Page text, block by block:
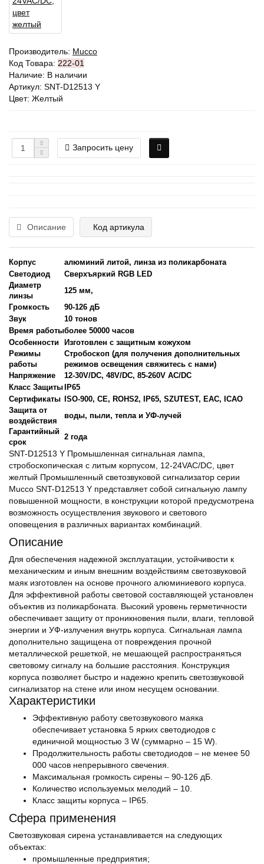
Производитель: Mucco
Код Товара: 222-01
Наличие: В наличии
Артикул: SNT-D12513 Y
Цвет: Желтый
Запросить цену
Описание Код артикула
Корпус
алюминий литой, линза из поликарбоната
Светодиод
Сверхъяркий RGB LED
Диаметр
линзы
125 мм,
Громкость
90-126 дБ
Звук
10 тонов
Время работыболее 50000 часов
Особенности
Изготовлен с защитным кожухом
Режимы
работы
Стробоскоп (для получения дополнительных
режимов освещения свяжитесь с нами)
Напряжение
12-30V/DC, 48V/DC, 85-260V AC/DC
Класс Защиты IP65
Сертификаты
ISO-900, CE, ROHS2, IP65, SZUTEST, EAC, ICAO
Защита от
воздействия
воды, пыли, тепла и УФ-лучей
Гарантийный
срок
2 года
SNT-D12513 Y Промышленная сигнальная лампа,
стробоскопическая с литым корпусом, 12-24VAC/DC, цвет
желтый Промышленный светозвуковой сигнализатор серии
Mucco SNT-D12513 Y представляет собой сигнальную лампу
повышенной мощности, в конструкции которой предусмотрена
возможность осуществления звукового и светового
оповещения в различных вариантах комбинаций.
Описание
Для обеспечения надежной эксплуатации, устойчивости к
механическим и иным внешним воздействиям светозвуковой
маяк изготовлен на основе прочного алюминиевого корпуса.
Для эффективной работы световой составляющей установлен
объектив из поликарбоната. Высокий уровень герметичности
обеспечивает защиту от проникновения пыли, влаги, тепловой
энергии и УФ-излучения внутрь корпуса. Сигнальная лампа
дополнительно защищена от повреждения прочной
металлической решеткой, не мешающей распространяться
световому сигналу на большие расстояния. Конструкция
корпуса позволяет быстро и надежно крепить светозвуковой
сигнализатор на стене или ином несущем основании.
Характеристики
Эффективную работу светозвукового маяка
обеспечивает установка 5 ярких светодиодов с
единичной мощностью 3 W (суммарно – 15 W).
Продолжительность работы светодиодов – не менее 50
000 часов непрерывного свечения.
Максимальная громкость сирены – 90-126 дБ.
Количество используемых мелодий – 10.
Класс защиты корпуса – IP65.
Сфера применения
Светозвуковая сирена устанавливается на следующих
объектах:
промышленные предприятия;